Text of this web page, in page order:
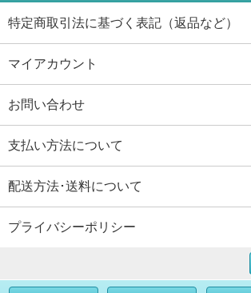
特定商取引法に基づく表記（返品など）
マイアカウント
お問い合わせ
支払い方法について
配送方法･送料について
プライバシーポリシー